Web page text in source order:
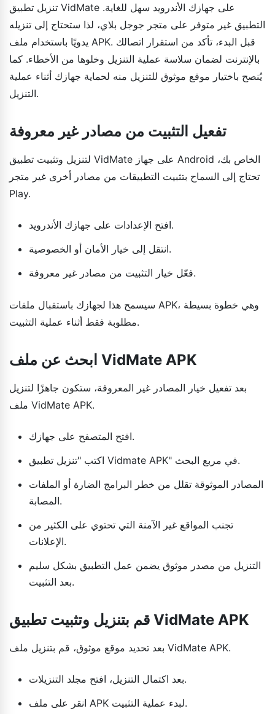
تنزيل تطبيق VidMate على جهازك الأندرويد سهل للغاية.
التطبيق غير متوفر على متجر جوجل بلاي، لذا ستحتاج إلى تنزيله
يدويًا باستخدام ملف APK. قبل البدء، تأكد من استقرار اتصالك
بالإنترنت لضمان سلاسة عملية التنزيل وخلوها من الأخطاء. كما
يُنصح باختيار موقع موثوق للتنزيل منه لحماية جهازك أثناء عملية
التنزيل.
تفعيل التثبيت من مصادر غير معروفة
لتنزيل وتثبيت تطبيق VidMate على جهاز Android الخاص بك،
تحتاج إلى السماح بتثبيت التطبيقات من مصادر أخرى غير متجر
Play.
افتح الإعدادات على جهازك الأندرويد.
انتقل إلى خيار الأمان أو الخصوصية.
فعّل خيار التثبيت من مصادر غير معروفة.
سيسمح هذا لجهازك باستقبال ملفات APK، وهي خطوة بسيطة
مطلوبة فقط أثناء عملية التثبيت.
ابحث عن ملف VidMate APK
بعد تفعيل خيار المصادر غير المعروفة، ستكون جاهزًا لتنزيل
ملف VidMate APK.
افتح المتصفح على جهازك.
اكتب "تنزيل تطبيق Vidmate APK" في مربع البحث.
المصادر الموثوقة تقلل من خطر البرامج الضارة أو الملفات
المصابة.
تجنب المواقع غير الآمنة التي تحتوي على الكثير من
الإعلانات.
التنزيل من مصدر موثوق يضمن عمل التطبيق بشكل سليم
بعد التثبيت.
قم بتنزيل وتثبيت تطبيق VidMate APK
بعد تحديد موقع موثوق، قم بتنزيل ملف VidMate APK.
بعد اكتمال التنزيل، افتح مجلد التنزيلات.
انقر على ملف APK لبدء عملية التثبيت.